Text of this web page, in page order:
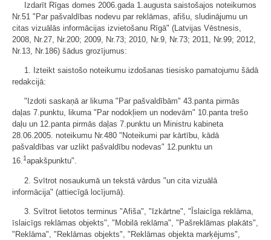
Izdarīt Rīgas domes 2006.gada 1.augusta saistošajos noteikumos
Nr.51 "Par pašvaldības nodevu par reklāmas, afišu, sludinājumu un
citas vizuālās informācijas izvietošanu Rīgā" (Latvijas Vēstnesis,
2008, Nr.27, Nr.200; 2009, Nr.73; 2010, Nr.9, Nr.73; 2011, Nr.99; 2012,
Nr.13, Nr.186) šādus grozījumus:
1. Izteikt saistošo noteikumu izdošanas tiesisko pamatojumu šādā
redakcijā:
"Izdoti saskaņā ar likuma "Par pašvaldībām" 43.panta pirmās
daļas 7.punktu, likuma "Par nodokļiem un nodevām" 10.panta trešo
daļu un 12.panta pirmās daļas 7.punktu un Ministru kabineta
28.06.2005. noteikumu Nr.480 "Noteikumi par kārtību, kādā
pašvaldības var uzlikt pašvaldību nodevas" 12.punktu un
16.1 apakšpunktu".
2. Svītrot nosaukumā un tekstā vārdus "un cita vizuālā
informācija" (attiecīgā locījumā).
3. Svītrot lietotos terminus "Afiša", "Izkārtne", "Īslaicīga reklāma,
īslaicīgs reklāmas objekts", "Mobilā reklāma", "Pašreklāmas plakāts",
"Reklāma", "Reklāmas objekts", "Reklāmas objekta marķējums",